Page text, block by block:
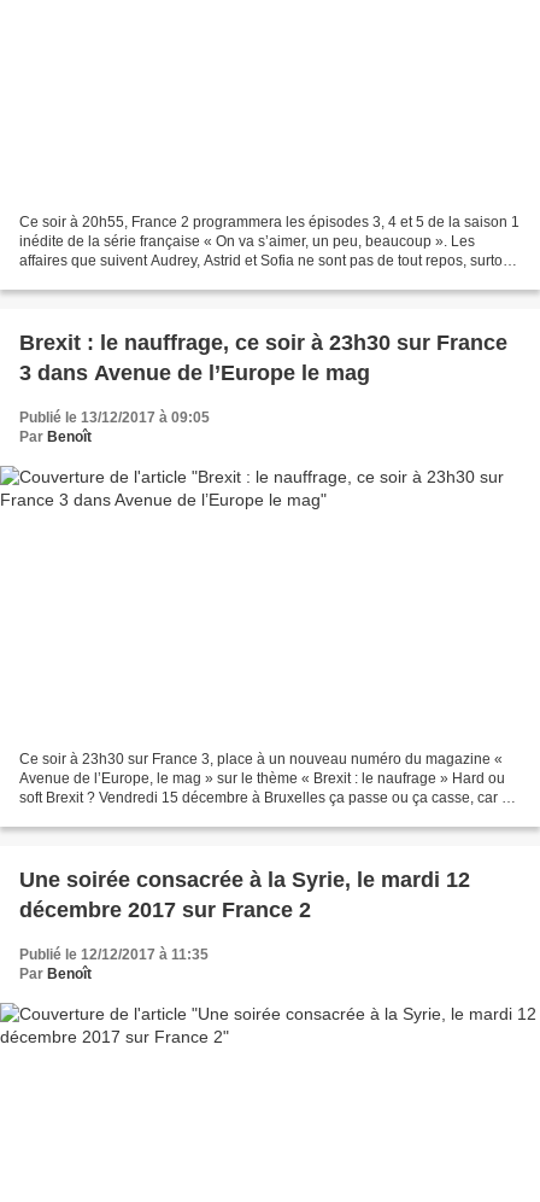
Ce soir à 20h55, France 2 programmera les épisodes 3, 4 et 5 de la saison 1
inédite de la série française « On va s’aimer, un peu, beaucoup ». Les
affaires que suivent Audrey, Astrid et Sofia ne sont pas de tout repos, surtout
Brexit : le nauffrage, ce soir à 23h30 sur France
3 dans Avenue de l’Europe le mag
Publié le 13/12/2017 à 09:05
Par Benoît
Ce soir à 23h30 sur France 3, place à un nouveau numéro du magazine «
Avenue de l’Europe, le mag » sur le thème « Brexit : le naufrage » Hard ou
soft Brexit ? Vendredi 15 décembre à Bruxelles ça passe ou ça casse, car si
Une soirée consacrée à la Syrie, le mardi 12
décembre 2017 sur France 2
Publié le 12/12/2017 à 11:35
Par Benoît